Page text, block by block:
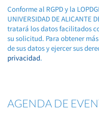
Conforme al RGPD y la
UNIVERSIDAD DE ALICANTE
tratará los datos facilitados
su solicitud. Para obtener
de sus datos y ejercer sus
privacidad.
AGENDA DE